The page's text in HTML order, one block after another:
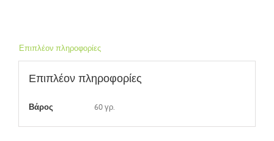
Επιπλέον πληροφορίες
Επιπλέον πληροφορίες
Βάρος 60 γρ.